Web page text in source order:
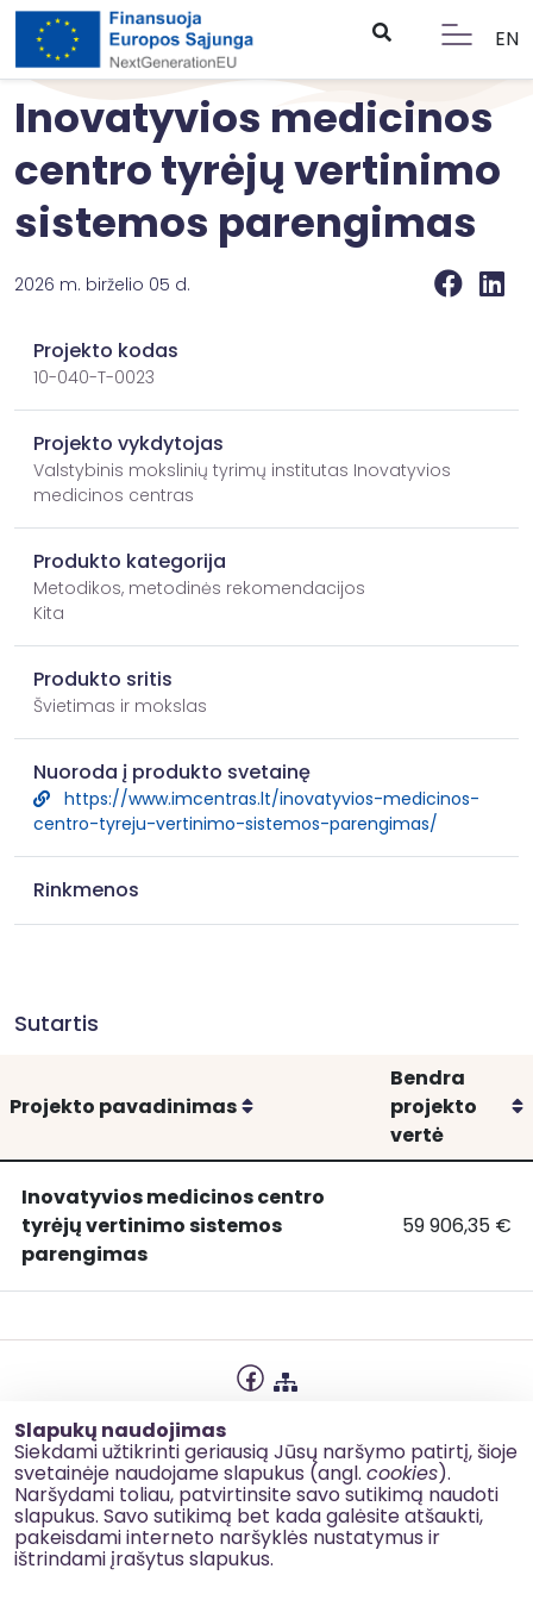
Slapukų naudojimas
Siekdami užtikrinti geriausią Jūsų naršymo patirtį, šioje
svetainėje naudojame slapukus (angl. cookies).
Naršydami toliau, patvirtinsite savo sutikimą naudoti
slapukus. Savo sutikimą bet kada galėsite atšaukti,
pakeisdami interneto naršyklės nustatymus ir
ištrindami įrašytus slapukus.
EN
Inovatyvios medicinos
centro tyrėjų vertinimo
sistemos parengimas
2026 m. birželio 05 d.
Projekto kodas
10-040-T-0023
Projekto vykdytojas
Valstybinis mokslinių tyrimų institutas Inovatyvios
medicinos centras
Produkto kategorija
Metodikos, metodinės rekomendacijos
Kita
Produkto sritis
Švietimas ir mokslas
Nuoroda į produkto svetainę
https://www.imcentras.lt/inovatyvios-medicinos-
centro-tyreju-vertinimo-sistemos-parengimas/
Rinkmenos
Sutartis
Projekto pavadinimas Rikiuoti
Bendra
projekto
vertė
Inovatyvios
medicinos
centro
Inovatyvios medicinos centro
tyrėjų vertinimo sistemos
parengimas
Inovatyvios
59 906,35 €
Slapukų naudojimas
Korupcijos prevencija
Kontaktai